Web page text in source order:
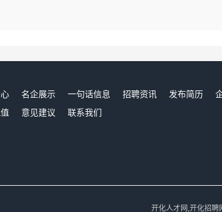
名企展示 一句话信息 招聘资讯 发布简历
意见建议 联系我们
开化人才网,开化招聘